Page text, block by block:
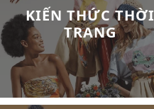
KIẾN THỨC THỜI
TRANG